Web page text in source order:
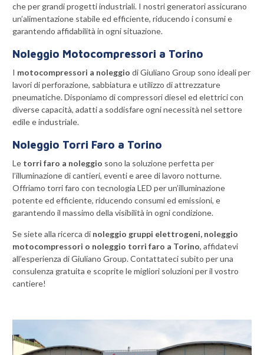
che per grandi progetti industriali. I nostri generatori assicurano
un’alimentazione stabile ed efficiente, riducendo i consumi e
garantendo affidabilità in ogni situazione.
Noleggio Motocompressori a Torino
I motocompressori a noleggio di Giuliano Group sono ideali per
lavori di perforazione, sabbiatura e utilizzo di attrezzature
pneumatiche. Disponiamo di compressori diesel ed elettrici con
diverse capacità, adatti a soddisfare ogni necessità nel settore
edile e industriale.
Noleggio Torri Faro a Torino
Le torri faro a noleggio sono la soluzione perfetta per
l’illuminazione di cantieri, eventi e aree di lavoro notturne.
Offriamo torri faro con tecnologia LED per un’illuminazione
potente ed efficiente, riducendo consumi ed emissioni, e
garantendo il massimo della visibilità in ogni condizione.
Se siete alla ricerca di noleggio gruppi elettrogeni, noleggio
motocompressori o noleggio torri faro a Torino, affidatevi
all’esperienza di Giuliano Group. Contattateci subito per una
consulenza gratuita e scoprite le migliori soluzioni per il vostro
cantiere!